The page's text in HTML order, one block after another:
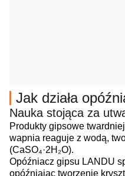
Jak działa
Nauka stojąca za
Produkty gipsowe
wapnia reaguje z wodą,
(CaSO₄·2H₂O).
Opóźniacz gipsu LANDU
opóźniając tworzenie